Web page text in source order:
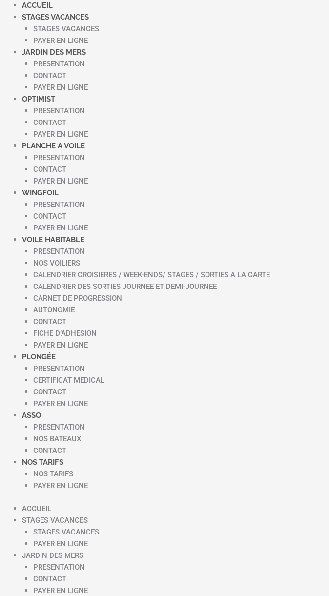
ACCUEIL
STAGES VACANCES
STAGES VACANCES
PAYER EN LIGNE
JARDIN DES MERS
PRESENTATION
CONTACT
PAYER EN LIGNE
OPTIMIST
PRESENTATION
CONTACT
PAYER EN LIGNE
PLANCHE A VOILE
PRESENTATION
CONTACT
PAYER EN LIGNE
WINGFOIL
PRESENTATION
CONTACT
PAYER EN LIGNE
VOILE HABITABLE
PRESENTATION
NOS VOILIERS
CALENDRIER CROISIERES / WEEK-ENDS/ STAGES / SORTIES A LA CARTE
CALENDRIER DES SORTIES JOURNEE ET DEMI-JOURNEE
CARNET DE PROGRESSION
AUTONOMIE
CONTACT
FICHE D’ADHESION
PAYER EN LIGNE
PLONGÉE
PRESENTATION
CERTIFICAT MEDICAL
CONTACT
PAYER EN LIGNE
ASSO
PRESENTATION
NOS BATEAUX
CONTACT
NOS TARIFS
NOS TARIFS
PAYER EN LIGNE
ACCUEIL
STAGES VACANCES
STAGES VACANCES
PAYER EN LIGNE
JARDIN DES MERS
PRESENTATION
CONTACT
PAYER EN LIGNE